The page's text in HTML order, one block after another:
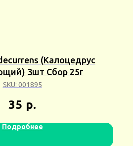
(Калоцедрус
3шт Сбор 25г
SKU: 001895
35 р.
Подробнее